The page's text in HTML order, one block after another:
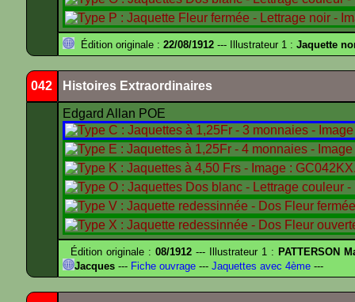
Édition originale : 22/08/1912 --- Illustrateur 1 : Jaquette
042 Histoires Extraordinaires
Edgard Allan POE
Édition originale :08/1912 --- Illustrateur 1 : PATTERSON
Jacques --- Fiche ouvrage --- Jaquettes avec 4ème ---